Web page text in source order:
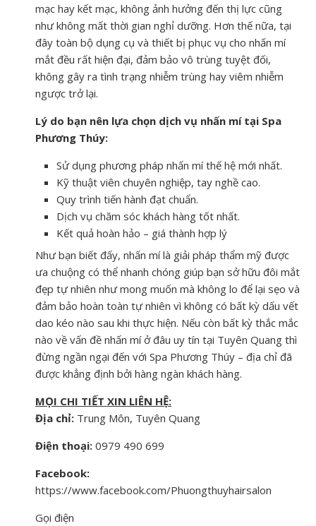
mạc hay kết mạc, không ảnh hưởng đến thị lực cũng
như không mất thời gian nghỉ dưỡng. Hơn thế nữa, tại
đây toàn bộ dụng cụ và thiết bị phục vụ cho nhấn mí
mắt đều rất hiện đại, đảm bảo vô trùng tuyệt đối,
không gây ra tình trạng nhiễm trùng hay viêm nhiễm
ngược trở lại.
Lý do bạn nên lựa chọn dịch vụ nhấn mí tại Spa
Phương Thúy:
Sử dụng phương pháp nhấn mí thế hệ mới nhất.
Kỹ thuật viên chuyên nghiệp, tay nghề cao.
Quy trình tiến hành đạt chuẩn.
Dịch vụ chăm sóc khách hàng tốt nhất.
Kết quả hoàn hảo – giá thành hợp lý
Như bạn biết đấy, nhấn mí là giải pháp thẩm mỹ được
ưa chuộng có thể nhanh chóng giúp bạn sở hữu đôi mắt
đẹp tự nhiên như mong muốn mà không lo để lại sẹo và
đảm bảo hoàn toàn tự nhiên vì không có bất kỳ dấu vết
dao kéo nào sau khi thực hiện. Nếu còn bất kỳ thắc mắc
nào về vấn đề nhấn mí ở đâu uy tín tại Tuyên Quang thì
đừng ngần ngại đến với Spa Phương Thúy – địa chỉ đã
được khẳng định bởi hàng ngàn khách hàng.
MỌI CHI TIẾT XIN LIÊN HỆ:
Địa chỉ: Trung Môn, Tuyên Quang
Điện thoại: 0979 490 699
Facebook:
https://www.facebook.com/Phuongthuyhairsalon
Gọi điện